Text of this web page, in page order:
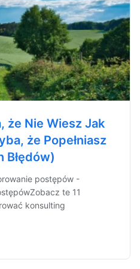
że Nie Wiesz Jak
że Popełniasz
Błędów)
postępów -
te 11
konsulting